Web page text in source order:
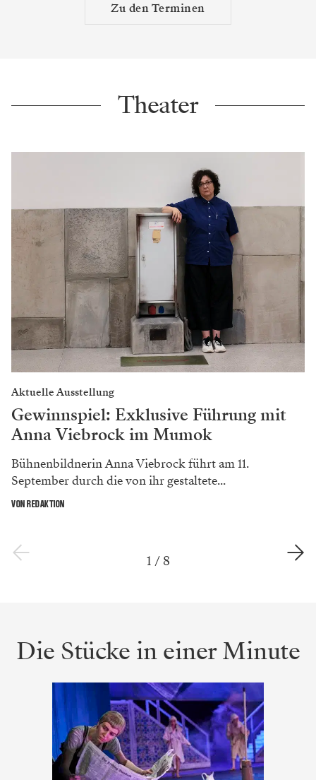
Zu den Terminen
Theater
Aktuelle Ausstellung
Gewinnspiel: Exklusive Führung mit
Anna Viebrock im Mumok
Bühnenbildnerin Anna Viebrock führt am 11.
September durch die von ihr gestaltete...
VON REDAKTION
1 / 8
Die Stücke in einer Minute